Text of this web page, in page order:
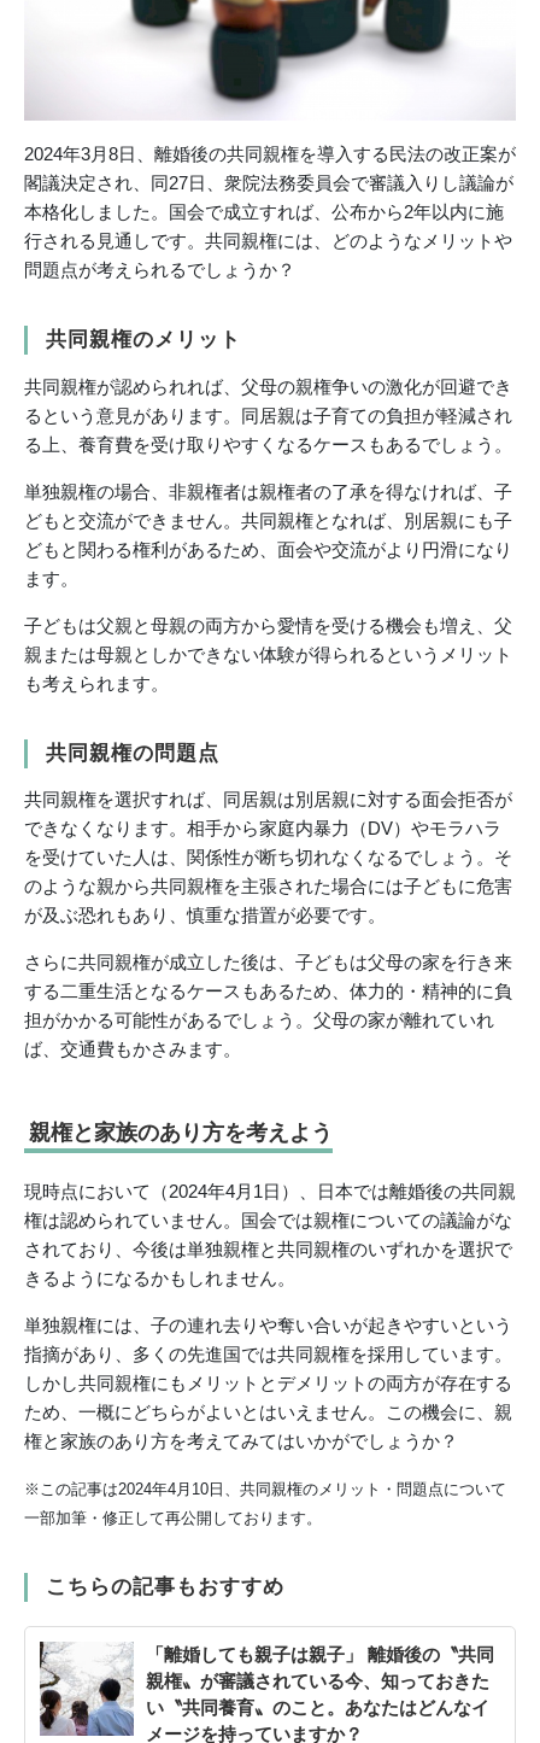
2024年3月8日、離婚後の共同親権を導入する民法の改正案が
閣議決定され、同27日、衆院法務委員会で審議入りし議論が
本格化しました。国会で成立すれば、公布から2年以内に施
行される見通しです。共同親権には、どのようなメリットや
問題点が考えられるでしょうか？
共同親権のメリット
共同親権が認められれば、父母の親権争いの激化が回避でき
るという意見があります。同居親は子育ての負担が軽減され
る上、養育費を受け取りやすくなるケースもあるでしょう。
単独親権の場合、非親権者は親権者の了承を得なければ、子
どもと交流ができません。共同親権となれば、別居親にも子
どもと関わる権利があるため、面会や交流がより円滑になり
ます。
子どもは父親と母親の両方から愛情を受ける機会も増え、父
親または母親としかできない体験が得られるというメリット
も考えられます。
共同親権の問題点
共同親権を選択すれば、同居親は別居親に対する面会拒否が
できなくなります。相手から家庭内暴力（DV）やモラハラ
を受けていた人は、関係性が断ち切れなくなるでしょう。そ
のような親から共同親権を主張された場合には子どもに危害
が及ぶ恐れもあり、慎重な措置が必要です。
さらに共同親権が成立した後は、子どもは父母の家を行き来
する二重生活となるケースもあるため、体力的・精神的に負
担がかかる可能性があるでしょう。父母の家が離れていれ
ば、交通費もかさみます。
親権と家族のあり方を考えよう
現時点において（2024年4月1日）、日本では離婚後の共同親
権は認められていません。国会では親権についての議論がな
されており、今後は単独親権と共同親権のいずれかを選択で
きるようになるかもしれません。
単独親権には、子の連れ去りや奪い合いが起きやすいという
指摘があり、多くの先進国では共同親権を採用しています。
しかし共同親権にもメリットとデメリットの両方が存在する
ため、一概にどちらがよいとはいえません。この機会に、親
権と家族のあり方を考えてみてはいかがでしょうか？
※この記事は2024年4月10日、共同親権のメリット・問題点について
一部加筆・修正して再公開しております。
こちらの記事もおすすめ
「離婚しても親子は親子」 離婚後の〝共同
親権〟が審議されている今、知っておきた
い〝共同養育〟のこと。あなたはどんなイ
メージを持っていますか？